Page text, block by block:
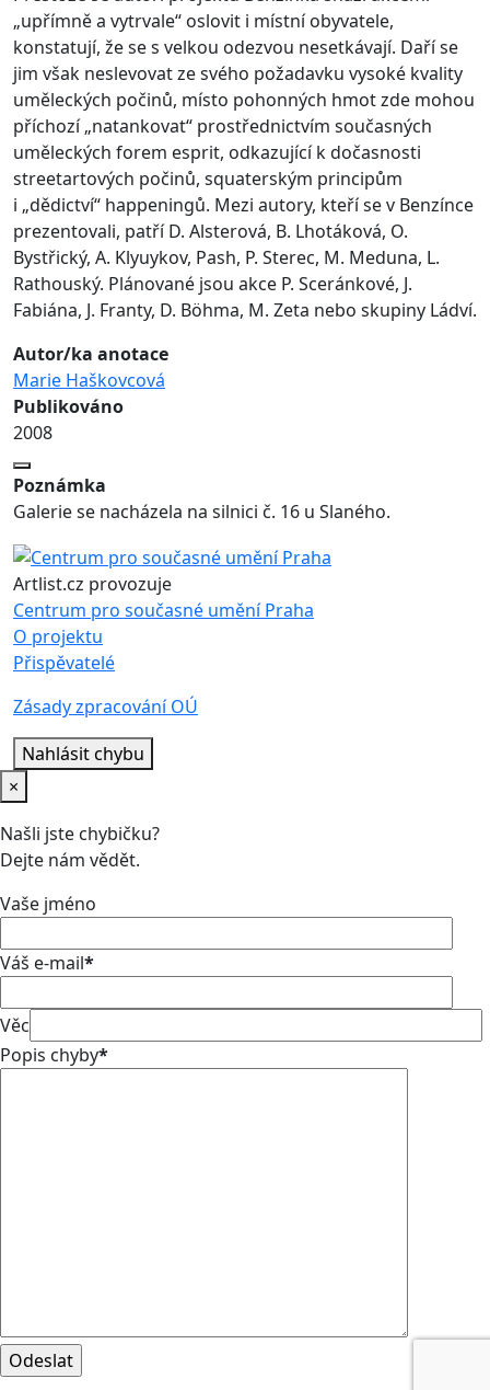
„upřímně a vytrvale“ oslovit i místní obyvatele,
konstatují, že se s velkou odezvou nesetkávají. Daří se
jim však neslevovat ze svého požadavku vysoké kvality
uměleckých počinů, místo pohonných hmot zde mohou
příchozí „natankovat“ prostřednictvím současných
uměleckých forem esprit, odkazující k dočasnosti
streetartových počinů, squaterským principům
i „dědictví“ happeningů. Mezi autory, kteří se v Benzínce
prezentovali, patří D. Alsterová, B. Lhotáková, O.
Bystřický, A. Klyuykov, Pash, P. Sterec, M. Meduna, L.
Rathouský. Plánované jsou akce P. Sceránkové, J.
Fabiána, J. Franty, D. Böhma, M. Zeta nebo skupiny Ládví.
Autor/ka anotace
Marie Haškovcová
Publikováno
2008
Poznámka
Galerie se nacházela na silnici č. 16 u Slaného.
Artlist.cz provozuje
Centrum pro současné umění Praha
O projektu
Přispěvatelé
Zásady zpracování OÚ
Nahlásit chybu
×
Našli jste chybičku?
Dejte nám vědět.
Vaše jméno
Váš e-mail*
Věc
Popis chyby*